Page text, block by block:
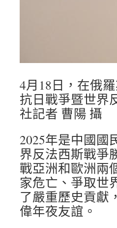
4月18日，在俄
抗日戰爭暨世界
社記者 曹陽 攝
2025年是中國國
界反法西斯戰爭
戰亞洲和歐洲兩
家危亡、爭取世
了嚴重歷史貢獻
偉年夜友誼。